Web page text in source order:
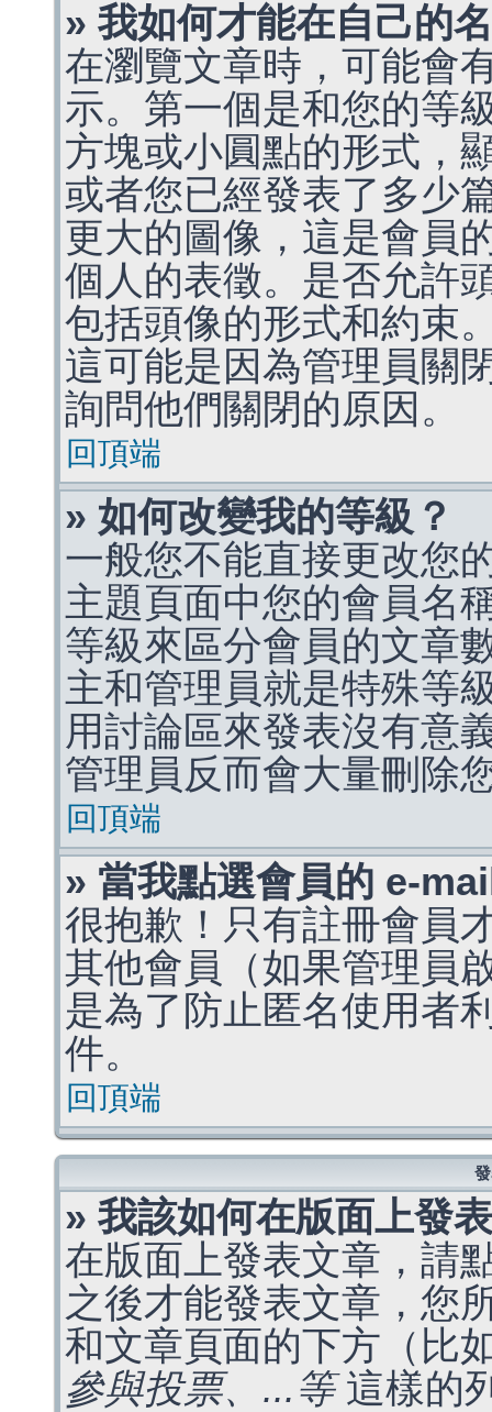
» 我如何才能在自己的
在瀏覽文章時，可能會
示。第一個是和您的等
方塊或小圓點的形式，
或者您已經發表了多少
更大的圖像，這是會員
個人的表徵。是否允許
包括頭像的形式和約束
這可能是因為管理員關
詢問他們關閉的原因。
回頂端
» 如何改變我的等級？
一般您不能直接更改您
主題頁面中您的會員名
等級來區分會員的文章
主和管理員就是特殊等
用討論區來發表沒有意
管理員反而會大量刪除
回頂端
» 當我點選會員的 e-
很抱歉！只有註冊會員
其他會員（如果管理員
是為了防止匿名使用者
件。
回頂端
» 我該如何在版面上發
在版面上發表文章，請
之後才能發表文章，您
和文章頁面的下方（比
參與投票、...等這樣的